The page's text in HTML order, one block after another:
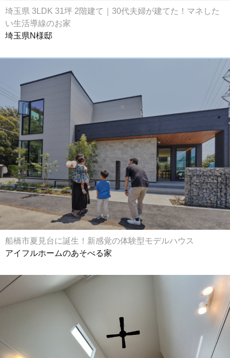
埼玉県 3LDK 31坪 2階建て｜30代夫婦が建てた！マネした
い生活導線のお家
埼玉県N様邸
船橋市夏見台に誕生！新感覚の体験型モデルハウス
アイフルホームのあそべる家